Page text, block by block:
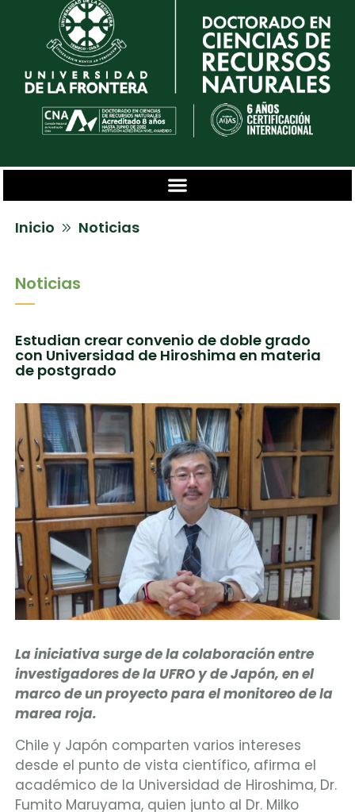
Inicio Noticias
Noticias
Estudian crear convenio de doble grado
con Universidad de Hiroshima en materia
de postgrado
La iniciativa surge de la colaboración entre
investigadores de la UFRO y de Japón, en el
marco de un proyecto para el monitoreo de la
marea roja.
Chile y Japón comparten varios intereses
desde el punto de vista científico, afirma el
académico de la Universidad de Hiroshima, Dr.
Fumito Maruyama, quien junto al Dr. Milko